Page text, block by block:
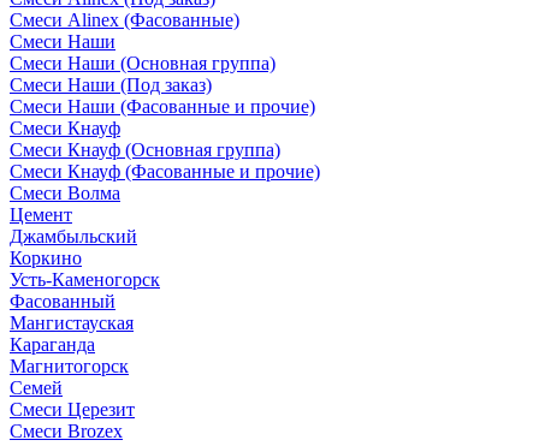
Смеси Alinex (Фасованные)
Смеси Наши
Смеси Наши (Основная группа)
Смеси Наши (Под заказ)
Смеси Наши (Фасованные и прочие)
Смеси Кнауф
Смеси Кнауф (Основная группа)
Смеси Кнауф (Фасованные и прочие)
Смеси Волма
Цемент
Джамбыльский
Коркино
Усть-Каменогорск
Фасованный
Мангистауская
Караганда
Магнитогорск
Семей
Смеси Церезит
Смеси Brozex